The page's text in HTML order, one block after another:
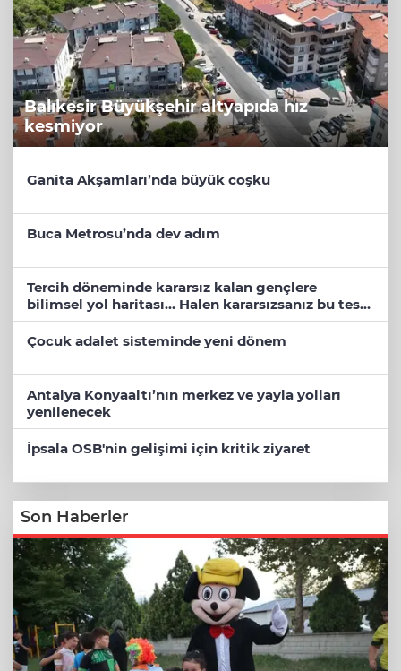
Balıkesir Büyükşehir altyapıda hız
kesmiyor
Ganita Akşamları’nda büyük coşku
Buca Metrosu’nda dev adım
Tercih döneminde kararsız kalan gençlere
bilimsel yol haritası... Halen kararsızsanız bu testi
çözün!
Çocuk adalet sisteminde yeni dönem
Antalya Konyaaltı’nın merkez ve yayla yolları
yenilenecek
İpsala OSB'nin gelişimi için kritik ziyaret
Son Haberler